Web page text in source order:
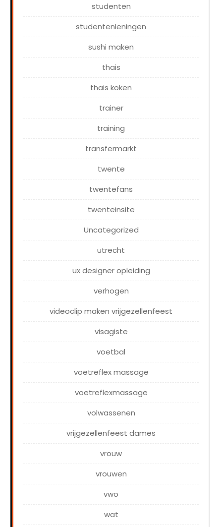
studenten
studentenleningen
sushi maken
thais
thais koken
trainer
training
transfermarkt
twente
twentefans
twenteinsite
Uncategorized
utrecht
ux designer opleiding
verhogen
videoclip maken vrijgezellenfeest
visagiste
voetbal
voetreflex massage
voetreflexmassage
volwassenen
vrijgezellenfeest dames
vrouw
vrouwen
vwo
wat